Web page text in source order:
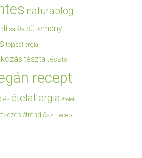
naturablog
saláta sütemény
tojásallergia
tészta tészta
recept
és ételallergia ételek
étrend őszi recept